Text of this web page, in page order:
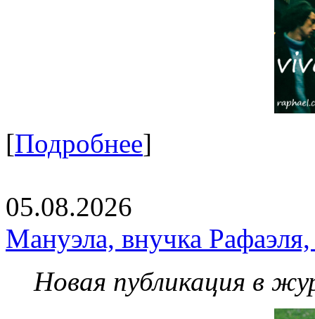
[Подробнее]
05.08.2026
Мануэла, внучка
Новая публикация в